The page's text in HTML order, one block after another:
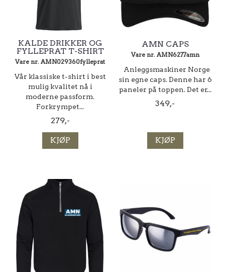
KALDE DRIKKER OG
FYLLEPRAT T-SHIRT
Vare nr. AMN029360fylleprat
Vår klassiske t-shirt i best
mulig kvalitet nå i
moderne passform.
Forkrympet...
279,-
KJØP
AMN CAPS
Vare nr. AMN6277amn
Anleggsmaskiner Norge
sin egne caps. Denne har 6
paneler på toppen. Det er...
349,-
KJØP